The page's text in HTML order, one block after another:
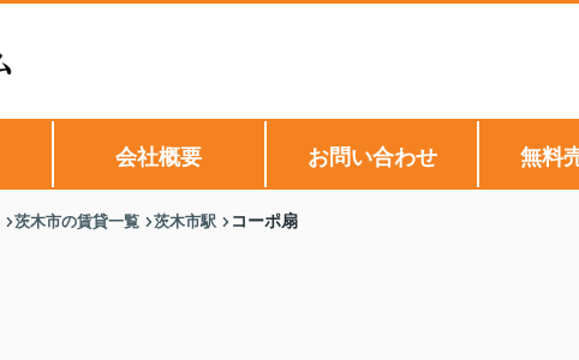
会社概要 お問い合わせ 無料
茨木市の賃貸一覧 茨木市駅 コーポ扇